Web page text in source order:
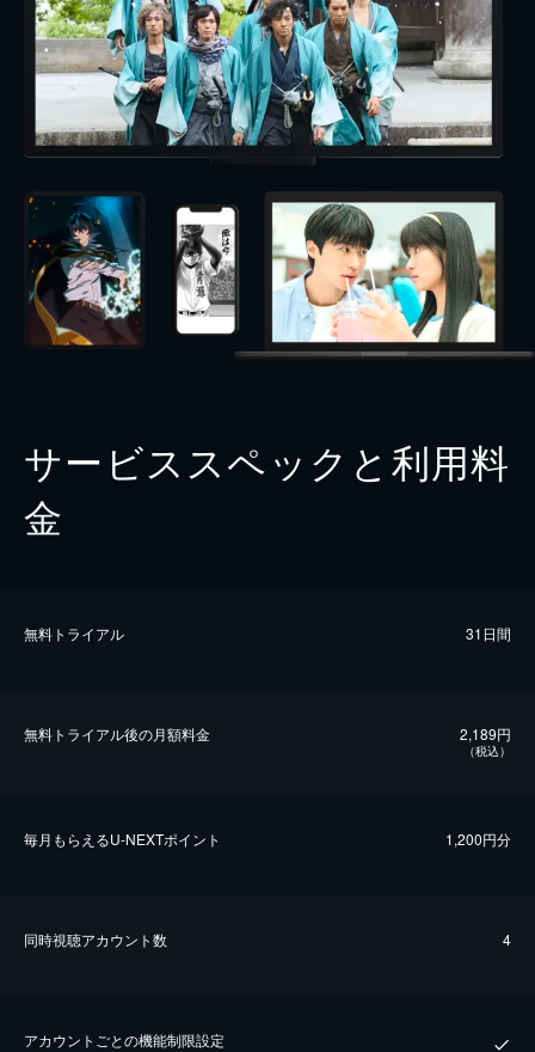
サービススペックと利用料
金
無料トライアル 31日間
無料トライアル後の⽉額料金 2,189円
（税込）
毎⽉もらえるU-NEXTポイント 1,200円分
同時視聴アカウント数 4
アカウントごとの機能制限設定